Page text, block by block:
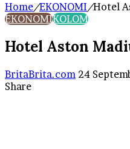
Home/EKONOMI/Hotel
EKONOMIKOLOM
Hotel Aston
BritaBrita.com Send
24
Share